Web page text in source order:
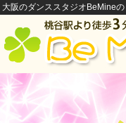
大阪のダンススタジオBeMineの